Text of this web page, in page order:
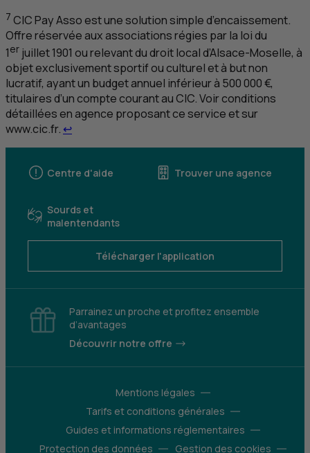
7 CICPayAsso est une solution simple d’encaissement.
Offre réservée aux associations régies par la loi du
1er juillet 1901 ou relevant du droit local d’Alsace-Moselle, à
objet exclusivement sportif ou culturel et à but non
lucratif, ayant un budget annuel inférieur à 500 000 €,
titulaires d’un compte courant auCIC. Voir conditions
détaillées en agence proposant ce service et sur
www.cic.fr. ↩Retour au renvoi 7
Centre d'aide Trouver une agence
Sourds et
malentendants
Télécharger l'application
Parrainez un proche et profitez ensemble
d’avantages
Découvrir notre offre
Mentions légales
Tarifs et conditions générales
Guides et informations réglementaires
Protection des données
Gestion des cookies